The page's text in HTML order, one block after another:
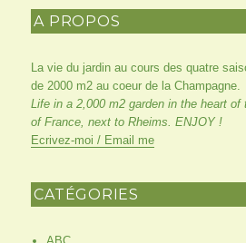
A PROPOS
La vie du jardin au cours des quatre
de 2000 m2 au coeur de la Champagne.
Life in a 2,000 m2 garden in the heart of
of France, next to Rheims. ENJOY !
Ecrivez-moi / Email me
CATÉGORIES